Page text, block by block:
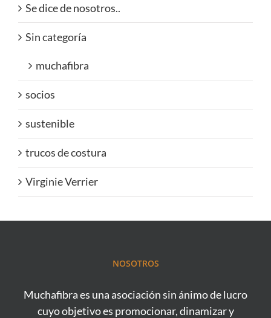
Se dice de nosotros..
Sin categoría
muchafibra
socios
sustenible
trucos de costura
Virginie Verrier
NOSOTROS
Muchafibra es una asociación sin ánimo de lucro
cuyo objetivo es promocionar, dinamizar y